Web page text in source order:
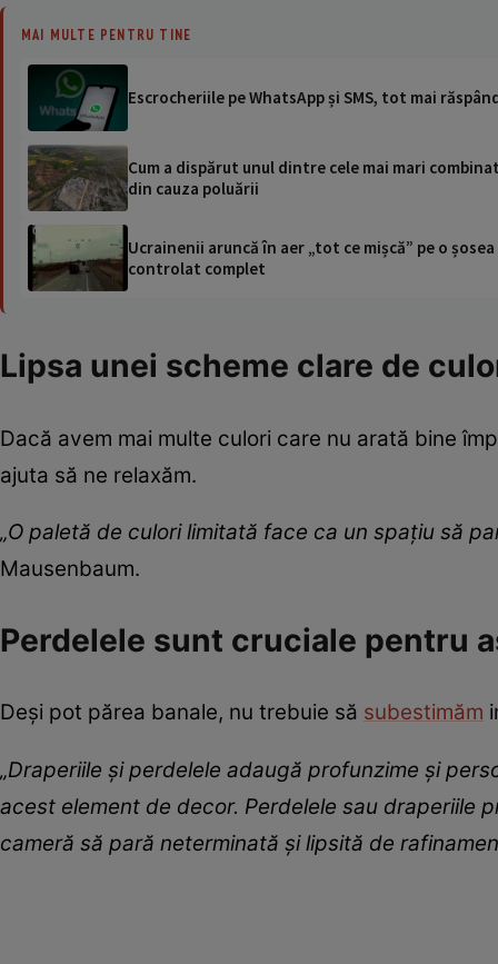
MAI MULTE PENTRU TINE
Escrocheriile pe WhatsApp și SMS, tot mai
Cum a dispărut unul dintre cele mai mari
din cauza poluării
Ucrainenii aruncă în aer „tot ce mișcă” pe o
controlat complet
Lipsa unei scheme clare de
Dacă avem mai multe culori care nu arată bine
ajuta să ne relaxăm.
„O paletă de culori limitată face ca un spațiu să
Mausenbaum.
Perdelele sunt cruciale pentru
Deși pot părea banale, nu trebuie să subestimăm
„Draperiile și perdelele adaugă profunzime și
acest element de decor. Perdelele sau
cameră să pară neterminată și lipsită de